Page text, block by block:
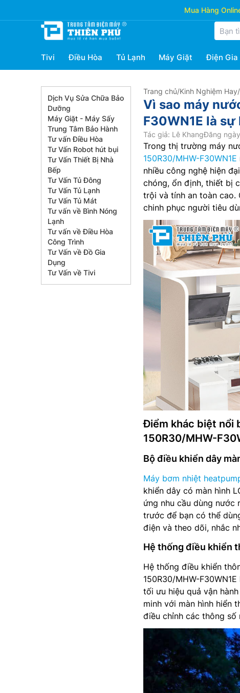
Mua Hàng
Tivi Điều Hòa Tủ Lạnh Máy Giặt Điện Gia
Dịch Vụ Sửa Chữa Bảo
Dưỡng
Máy Giặt - Máy Sấy
Trung Tâm Bảo Hành
Tư vấn Điều Hòa
Tư Vấn Robot hút bụi
Tư Vấn Thiết Bị Nhà
Bếp
Tư Vấn Tủ Đông
Tư Vấn Tủ Lạnh
Tư Vấn Tủ Mát
Tư vấn về Bình Nóng
Lạnh
Tư vấn về Điều Hòa
Công Trình
Tư Vấn về Đồ Gia
Dụng
Tư Vấn về Tivi
Trang chủ/Kinh Nghiệm Hay/
Vì sao máy
F30WN1E là
Tác giả: Lê KhangĐăng
Trong thị trường máy
150R30/MHW-F30WN1E
nhiều công nghệ hiện
chóng, ổn định, thiết bị
trội và tính an toàn cao.
chinh phục người tiêu
Điểm khác biệt nổi
150R30/MHW-
Bộ điều khiển dây
Máy bơm nhiệt
khiển dây có màn hình
ứng nhu cầu dùng nước
trước để bạn có thể
điện và theo dõi, nhắc
Hệ thống điều khiển
Hệ thống điều khiển
150R30/MHW-
tối ưu hiệu quả vận
minh với màn hình hiển
điều chỉnh các thông